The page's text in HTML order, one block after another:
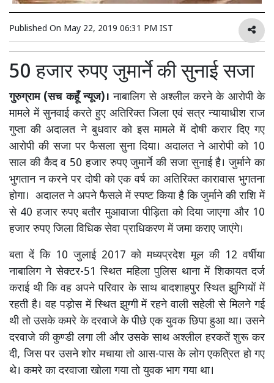
Published On May 22, 2019 06:31 PM IST
50 हजार रुपए जुमार्ने की सुनाई सजा
गुरुग्राम (सच कहूँ न्यूज)। नाबालिग से अश्लील करने के आरोपी के
मामले में सुनवाई करते हुए अतिरिक्त जिला एवं सत्र न्यायाधीश राज
गुप्ता की अदालत ने बुधवार को इस मामले में दोषी करार दिए गए
आरोपी की सजा पर फैसला सुना दिया। अदालत ने आरोपी को 10
साल की कैद व 50 हजार रुपए जुमार्ने की सजा सुनाई है। जुर्माने का
भुगतान न करने पर दोषी को एक वर्ष का अतिरिक्त कारावास भुगतना
होगा। अदालत ने अपने फैसले में स्पष्ट किया है कि जुर्माने की राशि में
से 40 हजार रुपए बतौर मुआवाजा पीड़िता को दिया जाएगा और 10
हजार रुपए जिला विधिक सेवा प्राधिकरण में जमा कराए जाएंगे।
बता दें कि 10 जुलाई 2017 को मध्यप्रदेश मूल की 12 वर्षीया
नाबालिग ने सेक्टर-51 स्थित महिला पुलिस थाना में शिकायत दर्ज
कराई थी कि वह अपने परिवार के साथ बादशाहपुर स्थित झुग्गियों में
रहती है। वह पड़ोस में स्थित झुग्गी में रहने वाली सहेली से मिलने गई
थी तो उसके कमरे के दरवाजे के पीछे एक युवक छिपा हुआ था। उसने
दरवाजे की कुण्डी लगा ली और उसके साथ अश्लील हरकतें शुरू कर
दी, जिस पर उसने शोर मचाया तो आस-पास के लोग एकत्रित हो गए
थे। कमरे का दरवाजा खोला गया तो युवक भाग गया था।